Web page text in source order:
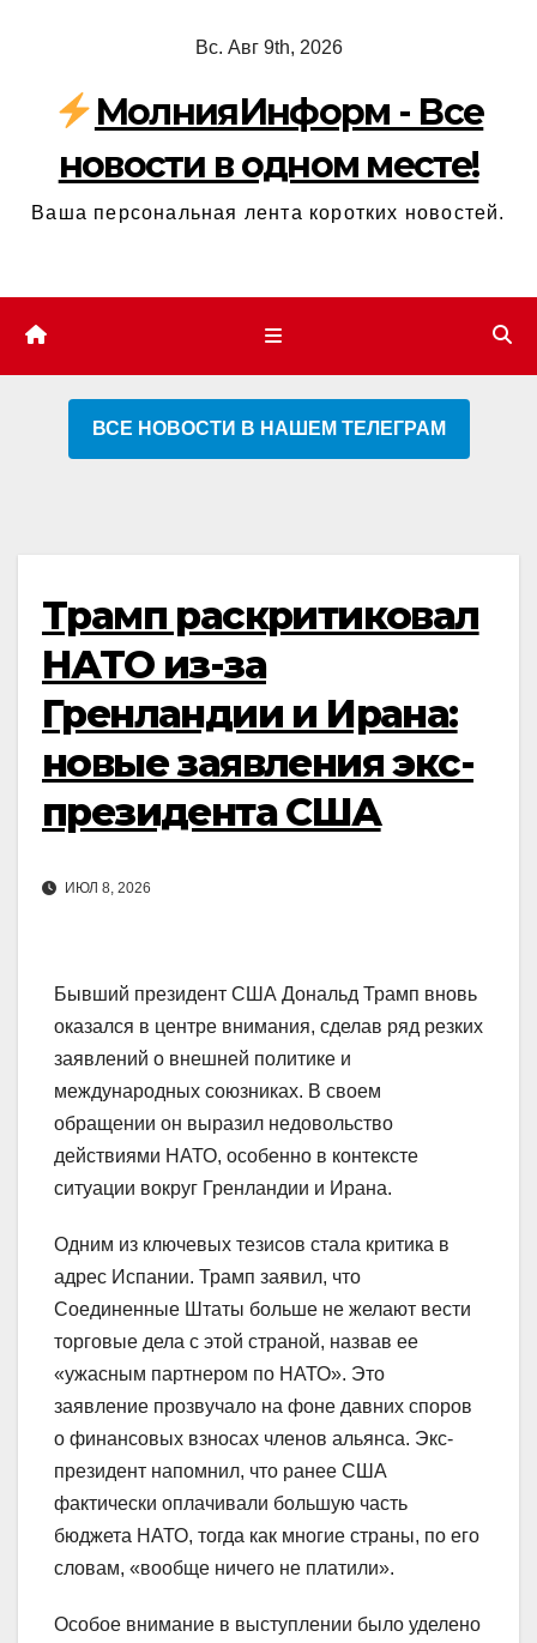
содержимому
Вс. Авг 9th, 2026
МолнияИнформ - Все
новости в одном месте!
Ваша персональная лента коротких новостей.
ВСЕ НОВОСТИ В НАШЕМ ТЕЛЕГРАМ
Трамп раскритиковал
НАТО из-за
Гренландии и Ирана:
новые заявления экс-
президента США
ИЮЛ 8, 2026
Бывший президент США Дональд Трамп вновь
оказался в центре внимания, сделав ряд резких
заявлений о внешней политике и
международных союзниках. В своем
обращении он выразил недовольство
действиями НАТО, особенно в контексте
ситуации вокруг Гренландии и Ирана.
Одним из ключевых тезисов стала критика в
адрес Испании. Трамп заявил, что
Соединенные Штаты больше не желают вести
торговые дела с этой страной, назвав ее
«ужасным партнером по НАТО». Это
заявление прозвучало на фоне давних споров
о финансовых взносах членов альянса. Экс-
президент напомнил, что ранее США
фактически оплачивали большую часть
бюджета НАТО, тогда как многие страны, по его
словам, «вообще ничего не платили».
Особое внимание в выступлении было уделено